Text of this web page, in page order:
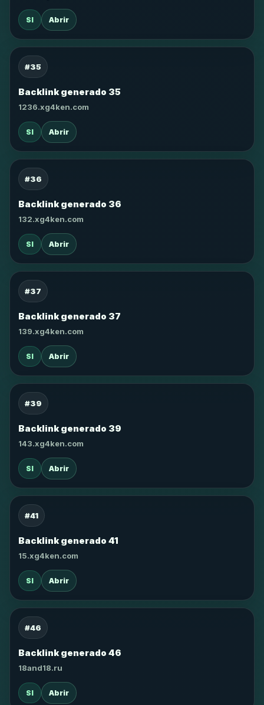
SI Abrir
#35
Backlink generado 35
1236.xg4ken.com
SI Abrir
#36
Backlink generado 36
132.xg4ken.com
SI Abrir
#37
Backlink generado 37
139.xg4ken.com
SI Abrir
#39
Backlink generado 39
143.xg4ken.com
SI Abrir
#41
Backlink generado 41
15.xg4ken.com
SI Abrir
#46
Backlink generado 46
18and18.ru
SI Abrir